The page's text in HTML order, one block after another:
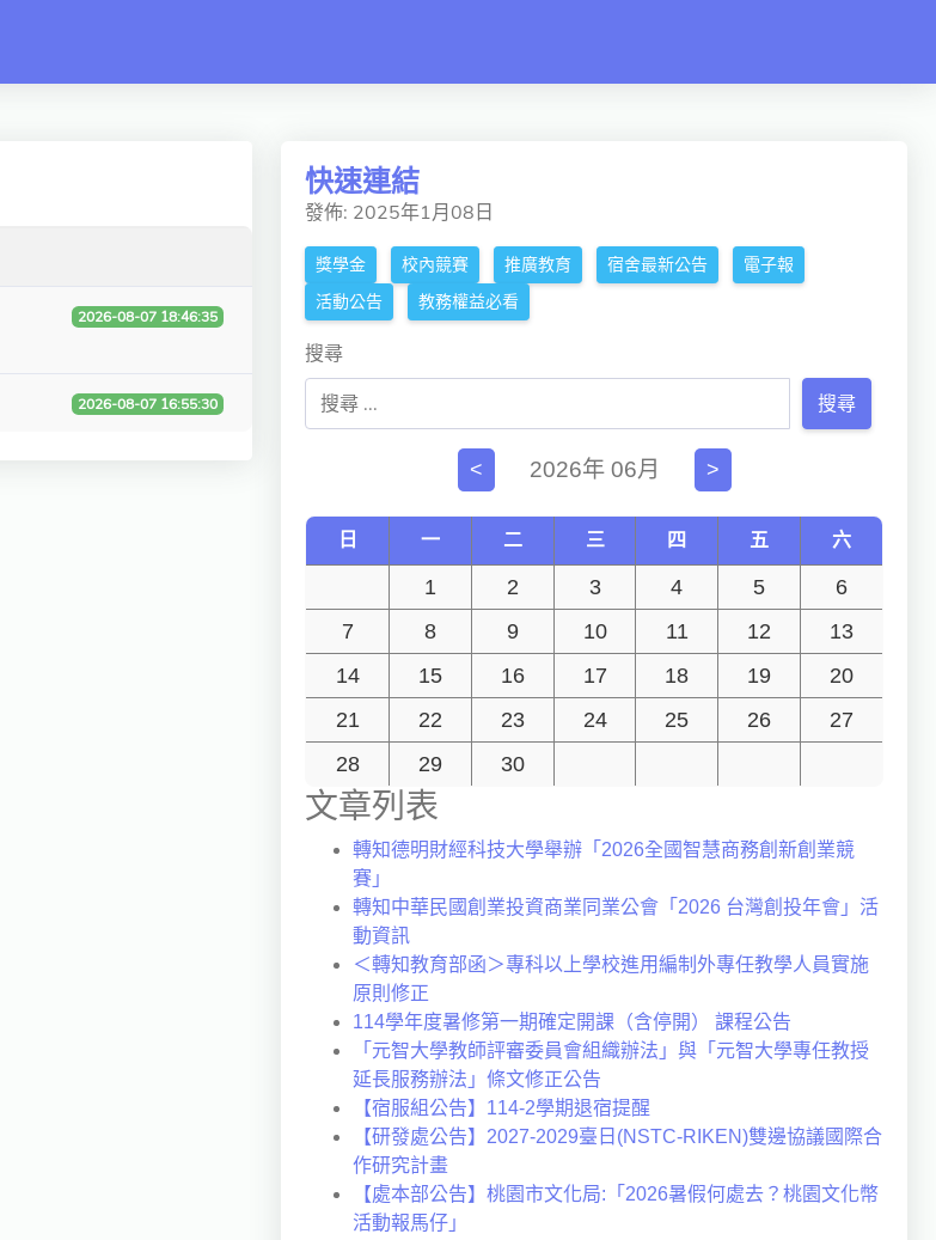
2026-08-07 18:46:35
2026-08-07 16:55:30
快速連結
發佈: 2025年1月08日
獎學金 校內競賽 推廣教育 宿舍最新公告
電子報
活動公告
教務權益必看
搜尋
搜尋
< 2026年 06月 >
日 一 二 三 四 五 六
1 2 3 4 5
6
7
8 9 10 11 12
13
14
15 16 17 18 19
20
21
22 23 24 25 26
27
28
29 30
文章列表
轉知德明財經科技大學舉辦「2026全國智慧商務創新創業競
賽」
轉知中華民國創業投資商業同業公會「2026 台灣創投年會」活
動資訊
＜轉知教育部函＞專科以上學校進用編制外專任教學人員實施
原則修正
114學年度暑修第一期確定開課（含停開） 課程公告
「元智大學教師評審委員會組織辦法」與「元智大學專任教授
延長服務辦法」條文修正公告
【宿服組公告】114-2學期退宿提醒
【研發處公告】2027-2029臺日(NSTC-RIKEN)雙邊協議國際合
作研究計畫
【處本部公告】桃園市文化局:「2026暑假何處去？桃園文化幣
活動報馬仔」